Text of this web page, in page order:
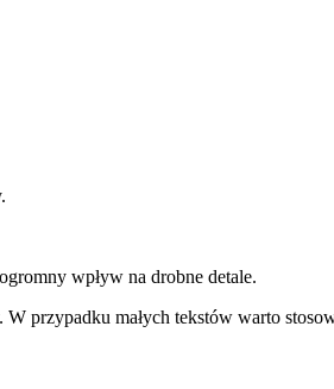
wpływ na drobne detale.
przypadku małych tekstów warto